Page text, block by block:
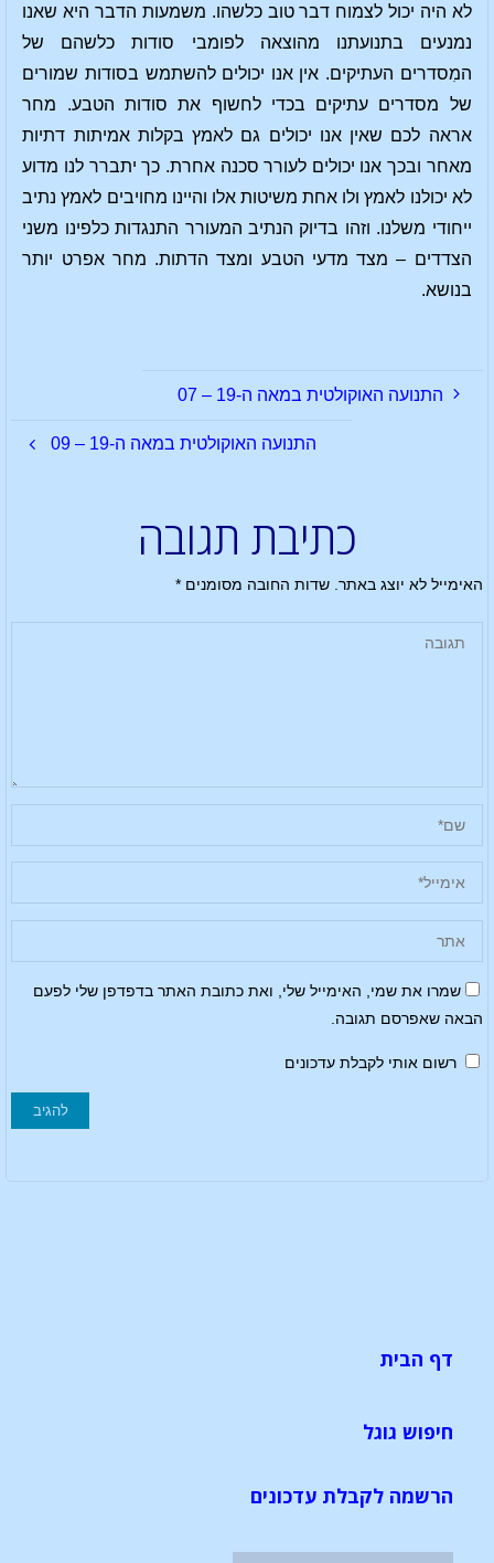
לא היה יכול לצמוח דבר טוב כלשהו. משמעות הדבר היא שאנו
נמנעים בתנועתנו מהוצאה לפומבי סודות כלשהם של
המִסדרים העתיקים. אין אנו יכולים להשתמש בסודות שמורים
של מסדרים עתיקים בכדי לחשוף את סודות הטבע. מחר
אראה לכם שאין אנו יכולים גם לאמץ בקלות אמיתות דתיות
מאחר ובכך אנו יכולים לעורר סכנה אחרת. כך יתברר לנו מדוע
לא יכולנו לאמץ ולו אחת משיטות אלו והיינו מחויבים לאמץ נתיב
ייחודי משלנו. וזהו בדיוק הנתיב המעורר התנגדות כלפינו משני
הצדדים – מצד מדעי הטבע ומצד הדתות. מחר אפרט יותר
בנושא.
התנועה האוקולטית במאה ה-19 – 07
התנועה האוקולטית במאה ה-19 – 09
כתיבת תגובה
האימייל לא יוצג באתר. שדות החובה מסומנים*
שמרו את שמי, האימייל שלי, ואת כתובת האתר בדפדפן שלי לפעם
הבאה שאפרסם תגובה.
רשום אותי לקבלת עדכונים
דף הבית
חיפוש גוגל
הרשמה לקבלת עדכונים